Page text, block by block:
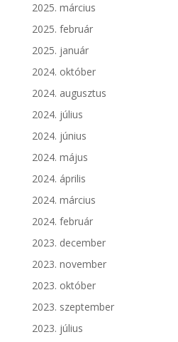
2025. március
2025. február
2025. január
2024. október
2024. augusztus
2024. július
2024. június
2024. május
2024. április
2024. március
2024. február
2023. december
2023. november
2023. október
2023. szeptember
2023. július